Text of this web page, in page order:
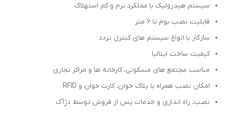
سیستم هیدرولیک با عملکرد نرم و کم استهلاک
قابلیت نصب بوم تا 6 متر
سازگار با انواع سیستم های کنترل تردد
کیفیت ساخت ایتالیا
مناسب مجتمع های مسکونی، کارخانه ها و مراکز تجاری
امکان نصب همراه با پلاک خوان، کارت خوان و RFID
نصب، راه اندازی و خدمات پس از فروش توسط دژآک